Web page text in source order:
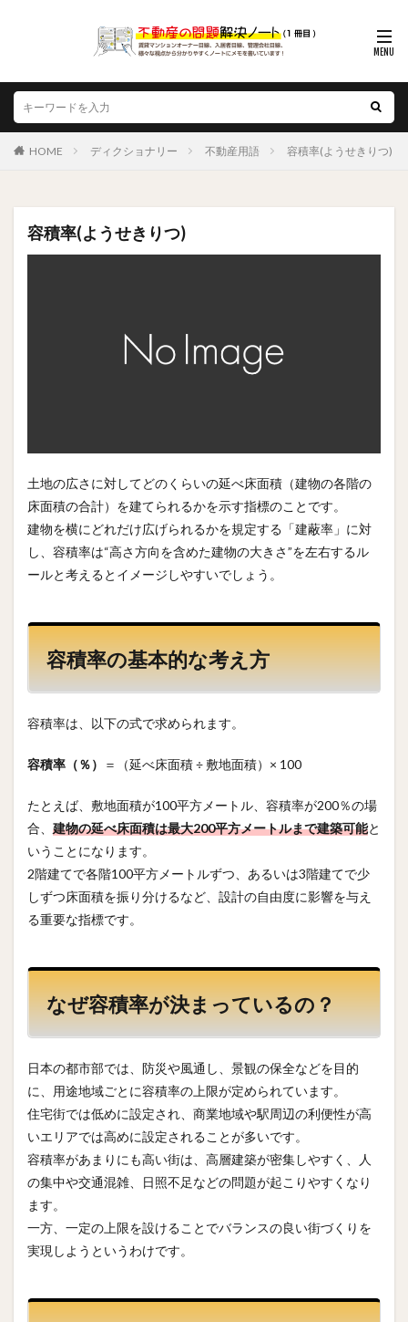
HOME ディクショナリー 不動産用語 容積率(ようせきりつ)
容積率(ようせきりつ)
土地の広さに対してどのくらいの延べ床面積（建物の各階の
床面積の合計）を建てられるかを示す指標のことです。
建物を横にどれだけ広げられるかを規定する「建蔽率」に対
し、容積率は“高さ方向を含めた建物の大きさ”を左右するル
ールと考えるとイメージしやすいでしょう。
容積率の基本的な考え方
容積率は、以下の式で求められます。
容積率（％） ＝（延べ床面積 ÷ 敷地面積）× 100
たとえば、敷地面積が100平方メートル、容積率が200％の場
合、 建物の延べ床面積は最大200平方メートルまで建築可能と
いうことになります。
2階建てで各階100平方メートルずつ、あるいは3階建てで少
しずつ床面積を振り分けるなど、設計の自由度に影響を与え
る重要な指標です。
なぜ容積率が決まっているの？
日本の都市部では、防災や風通し、景観の保全などを目的
に、用途地域ごとに容積率の上限が定められています。
住宅街では低めに設定され、商業地域や駅周辺の利便性が高
いエリアでは高めに設定されることが多いです。
容積率があまりにも高い街は、高層建築が密集しやすく、人
の集中や交通混雑、日照不足などの問題が起こりやすくなり
ます。
一方、一定の上限を設けることでバランスの良い街づくりを
実現しようというわけです。